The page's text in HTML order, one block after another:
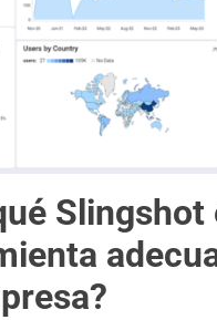
Slingshot